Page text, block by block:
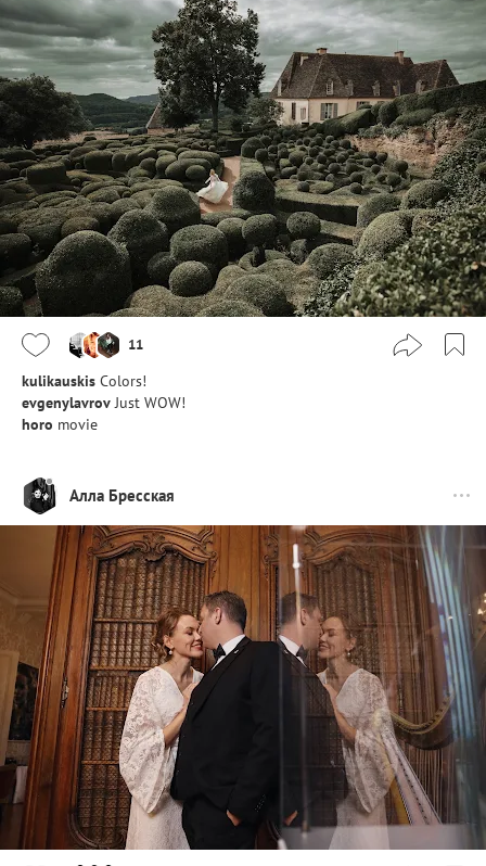
11
kulikauskis Colors!
evgenylavrov Just WOW!
horo movie
Алла Бресская